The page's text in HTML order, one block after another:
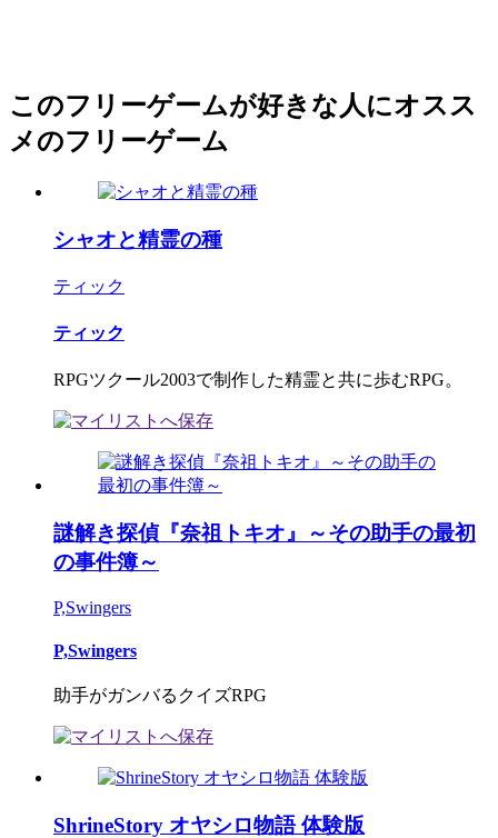
このフリーゲームが好きな人にオスス
メのフリーゲーム
シャオと精霊の種
ティック
ティック
RPGツクール2003で制作した精霊と共に歩むRPG。
謎解き探偵『奈祖トキオ』～その助手の最初
の事件簿～
P,Swingers
P,Swingers
助手がガンバるクイズRPG
ShrineStory オヤシロ物語 体験版